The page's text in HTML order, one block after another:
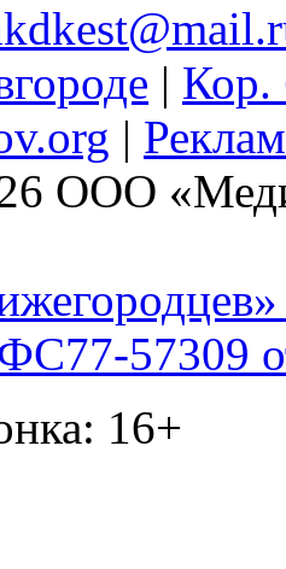
| Кор.
|
ООО
57309
16+